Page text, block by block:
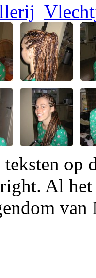
op
Al het